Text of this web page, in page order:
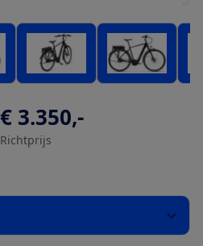
€ 3.350,-
Richtprijs